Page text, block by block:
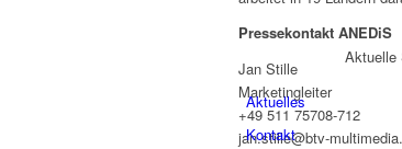
Aktuelle
Aktuelles
Kontakt
Pressekontakt ANEDiS
Jan Stille
Marketingleiter
+49 511 75708-712
jan.stille@btv-